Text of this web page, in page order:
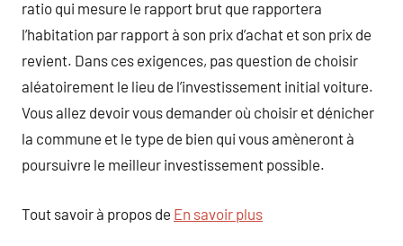
ratio qui mesure le rapport brut que rapportera
l’habitation par rapport à son prix d’achat et son prix de
revient. Dans ces exigences, pas question de choisir
aléatoirement le lieu de l’investissement initial voiture.
Vous allez devoir vous demander où choisir et dénicher
la commune et le type de bien qui vous amèneront à
poursuivre le meilleur investissement possible.
Tout savoir à propos de En savoir plus